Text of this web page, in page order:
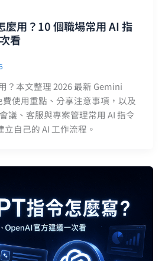
麼用？10 個職場常用 AI 指
看
？本文整理 2026 最新 Gemini
使用重點、分享注意事項，以及
議、客服與專案管理常用 AI 指令
自己的 AI 工作流程。